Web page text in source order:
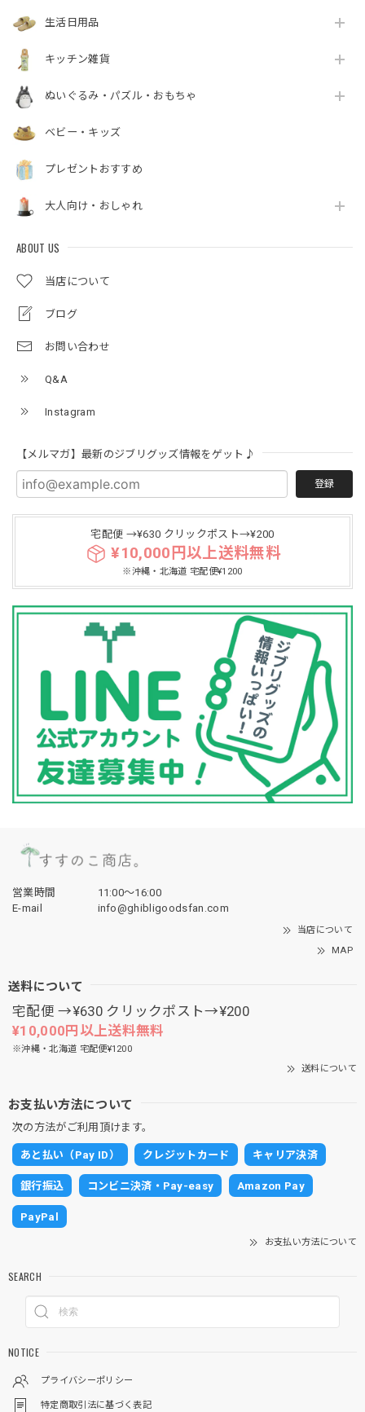
生活日用品
キッチン雑貨
ぬいぐるみ・パズル・おもちゃ
ベビー・キッズ
プレゼントおすすめ
大人向け・おしゃれ
ABOUT US
当店について
ブログ
お問い合わせ
Q&A
Instagram
【メルマガ】最新のジブリグッズ情報をゲット♪
登録
宅配便 →¥630 クリックポスト→¥200
¥10,000円以上送料無料
※沖縄・北海道 宅配便¥1200
営業時間
11:00〜16:00
E-mail
info@ghibligoodsfan.com
当店について
MAP
送料について
宅配便 →¥630 クリックポスト→¥200
¥10,000円以上送料無料
※沖縄・北海道 宅配便¥1200
送料について
お支払い方法について
次の方法がご利用頂けます。
あと払い（Pay ID） クレジットカード キャリア決済
銀行振込 コンビニ決済・Pay-easy Amazon Pay
PayPal
お支払い方法について
SEARCH
NOTICE
プライバシーポリシー
特定商取引法に基づく表記